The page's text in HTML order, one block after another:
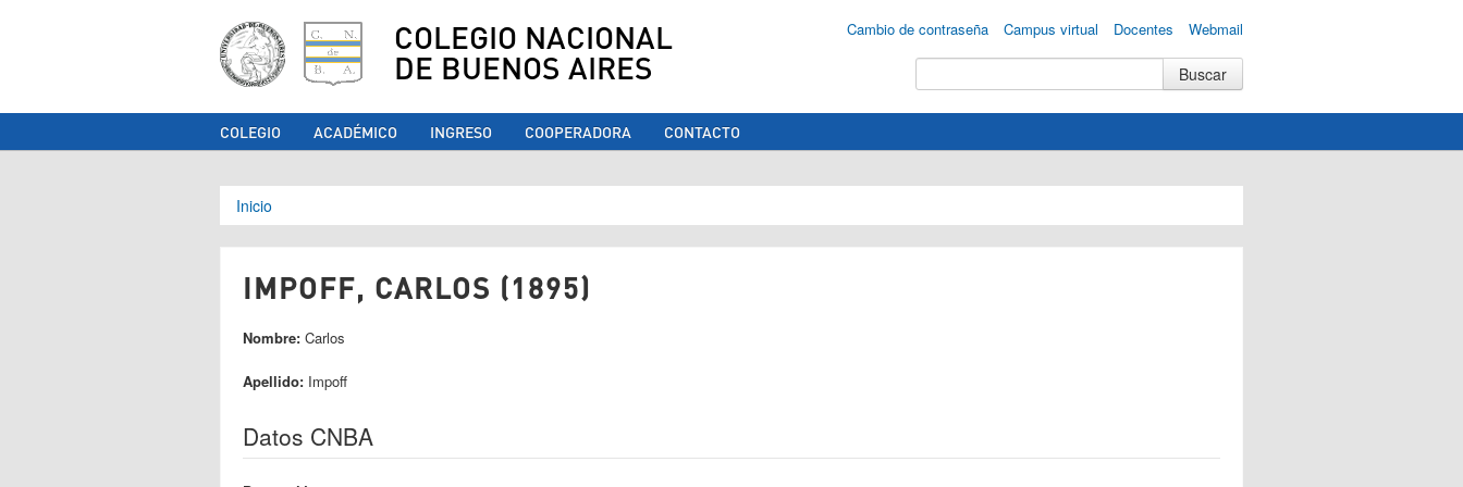
COLEGIO NACIONAL
DE BUENOS AIRES
Cambio de contraseña Campus virtual Docentes Webmail
COLEGIO ACADÉMICO INGRESO COOPERADORA CONTACTO
Se encuentra usted aquí
Inicio
IMPOFF, CARLOS (1895)
Nombre: Carlos
Apellido: Impoff
Datos CNBA